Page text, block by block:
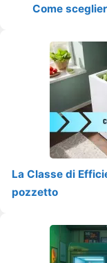
Come
La Classe di
pozzetto